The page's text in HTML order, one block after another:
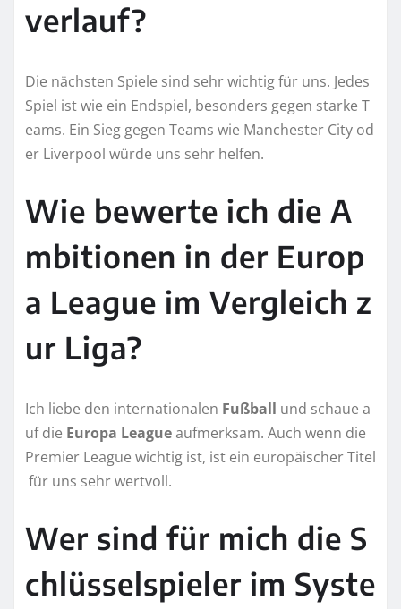
verlauf?
Die nächsten Spiele sind sehr wichtig für uns. Jedes
Spiel ist wie ein Endspiel, besonders gegen starke T
eams. Ein Sieg gegen Teams wie Manchester City od
er Liverpool würde uns sehr helfen.
Wie bewerte ich die A
mbitionen in der Europ
a League im Vergleich z
ur Liga?
Ich liebe den internationalen Fußball und schaue a
uf die Europa Leagueaufmerksam. Auch wenn die
Premier League wichtig ist, ist ein europäischer Titel
für uns sehr wertvoll.
Wer sind für mich die S
chlüsselspieler im Syste